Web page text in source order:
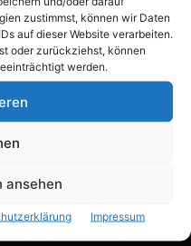
zustimmst, können wir Daten
auf dieser Website verarbeiten.
oder zurückziehst, können
werden.
ansehen
Impressum
an der Adria